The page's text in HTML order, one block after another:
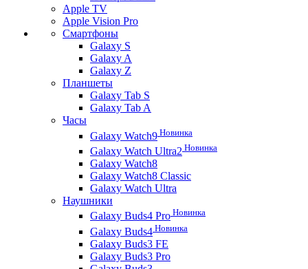
Apple TV
Apple Vision Pro
Смартфоны
Galaxy S
Galaxy A
Galaxy Z
Планшеты
Galaxy Tab S
Galaxy Tab A
Часы
Galaxy Watch9 Новинка
Galaxy Watch Ultra2 Новинка
Galaxy Watch8
Galaxy Watch8 Classic
Galaxy Watch Ultra
Наушники
Galaxy Buds4 Pro Новинка
Galaxy Buds4 Новинка
Galaxy Buds3 FE
Galaxy Buds3 Pro